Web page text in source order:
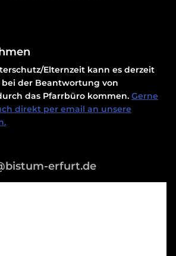
Elternzeit kann es derzeit
bei der Beantwortung von
das Pfarrbüro kommen. Gerne
direkt per email an unsere
erfurt.de